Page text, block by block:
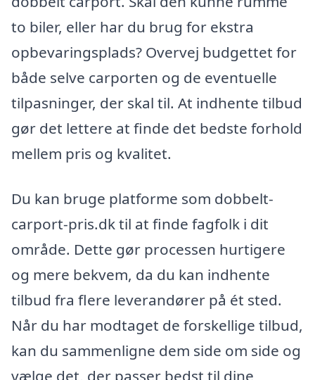
to biler, eller har du brug for ekstra
opbevaringsplads? Overvej budgettet for
både selve carporten og de eventuelle
tilpasninger, der skal til. At indhente tilbud
gør det lettere at finde det bedste forhold
mellem pris og kvalitet.
Du kan bruge platforme som dobbelt-
carport-pris.dk til at finde fagfolk i dit
område. Dette gør processen hurtigere
og mere bekvem, da du kan indhente
tilbud fra flere leverandører på ét sted.
Når du har modtaget de forskellige tilbud,
kan du sammenligne dem side om side og
vælge det, der passer bedst til dine